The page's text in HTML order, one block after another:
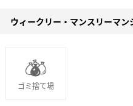
ウィークリー・マンスリーマ
ゴミ捨て場